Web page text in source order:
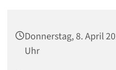
Donnerstag, 8. April
Uhr